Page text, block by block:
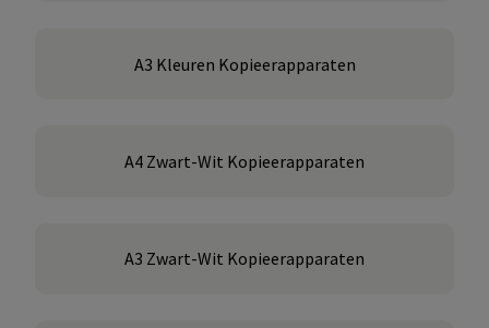
A3 Kleuren Kopieerapparaten
A4 Zwart-Wit Kopieerapparaten
A3 Zwart-Wit Kopieerapparaten